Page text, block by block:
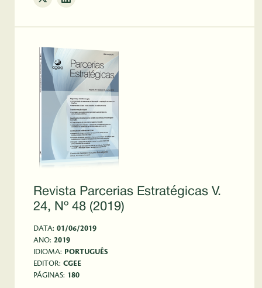
Revista Parcerias Estratégicas V.
24, Nº 48 (2019)
DATA: 01/06/2019
ANO: 2019
IDIOMA: PORTUGUÊS
EDITOR: CGEE
PÁGINAS: 180